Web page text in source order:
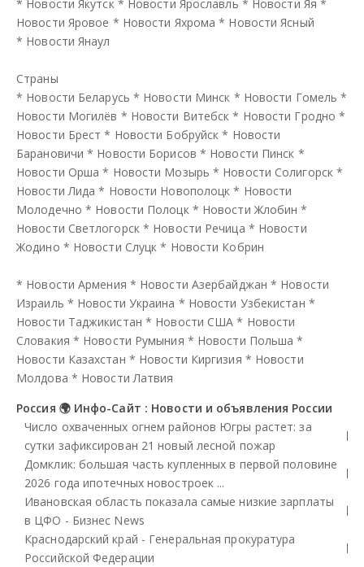
* Новости Якутск * Новости Ярославль * Новости Яя *
Новости Яровое * Новости Яхрома * Новости Ясный
* Новости Янаул
Страны
* Новости Беларусь * Новости Минск * Новости Гомель *
Новости Могилёв * Новости Витебск * Новости Гродно *
Новости Брест * Новости Бобруйск * Новости
Барановичи * Новости Борисов * Новости Пинск *
Новости Орша * Новости Мозырь * Новости Солигорск *
Новости Лида * Новости Новополоцк * Новости
Молодечно * Новости Полоцк * Новости Жлобин *
Новости Светлогорск * Новости Речица * Новости
Жодино * Новости Слуцк * Новости Кобрин
* Новости Армения * Новости Азербайджан * Новости
Израиль * Новости Украина * Новости Узбекистан *
Новости Таджикистан * Новости США * Новости
Словакия * Новости Румыния * Новости Польша *
Новости Казахстан * Новости Киргизия * Новости
Молдова * Новости Латвия
Россия 🌍 Инфо-Сайт : Новости и объявления России
Число охваченных огнем районов Югры растет: за
сутки зафиксирован 21 новый лесной пожар
Домклик: большая часть купленных в первой половине
2026 года ипотечных новостроек ...
Ивановская область показала самые низкие зарплаты
в ЦФО - Бизнес News
Краснодарский край - Генеральная прокуратура
Российской Федерации